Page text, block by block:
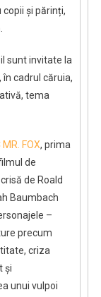
și părinți,
sunt invitate la
cadrul căruia,
tema
MR. FOX, prima
de
de Roald
Baumbach
–
precum
criza
și
unui vulpoi